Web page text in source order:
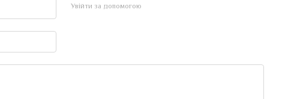
Увійти за допомогою